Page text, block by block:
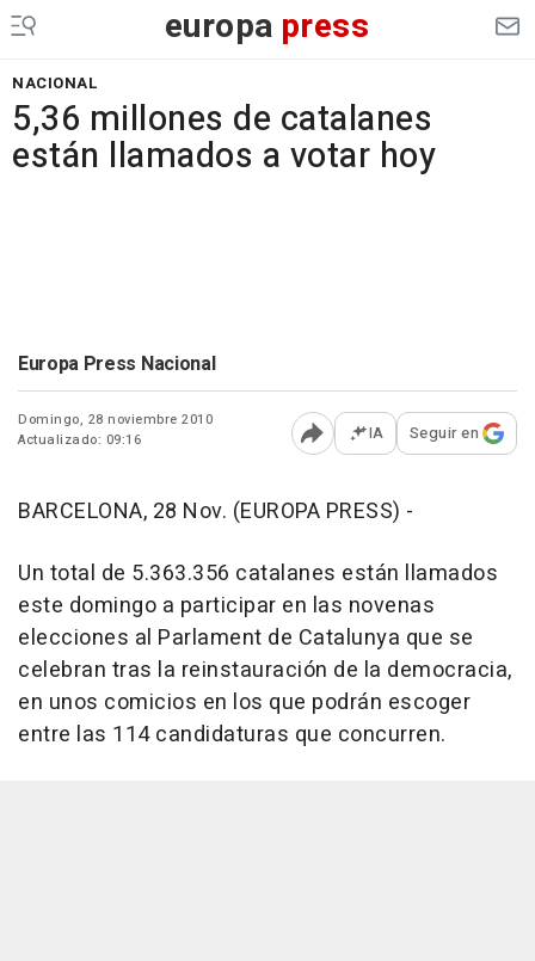
europa press
NACIONAL
5,36 millones de catalanes
están llamados a votar hoy
Europa Press Nacional
Domingo, 28 noviembre 2010
Actualizado: 09:16
Abrir opciones para
IA Seguir en
BARCELONA, 28 Nov. (EUROPA PRESS) -
Un total de 5.363.356 catalanes están llamados
este domingo a participar en las novenas
elecciones al Parlament de Catalunya que se
celebran tras la reinstauración de la democracia,
en unos comicios en los que podrán escoger
entre las 114 candidaturas que concurren.